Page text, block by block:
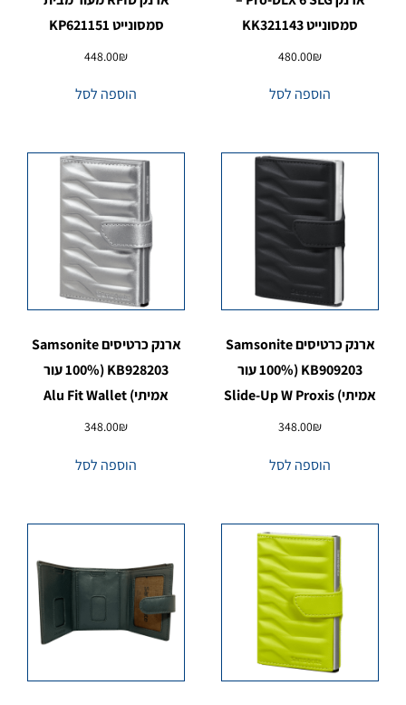
סמסונייט KK321143
480.00₪
הוספה לסל
סמסונייט KP621151
448.00₪
הוספה לסל
ארנק כרטיסים Samsonite
KB909203 (100% עור
אמיתי) Slide-Up W Proxis
348.00₪
הוספה לסל
ארנק כרטיסים Samsonite
KB928203 (100% עור
אמיתי) Alu Fit Wallet
348.00₪
הוספה לסל